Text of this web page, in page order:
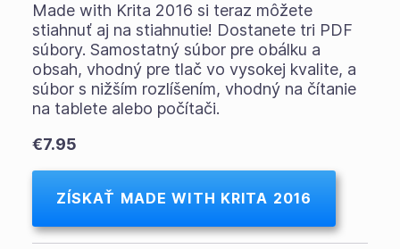
Made with Krita 2016 si teraz môžete
stiahnuť aj na stiahnutie! Dostanete tri PDF
súbory. Samostatný súbor pre obálku a
obsah, vhodný pre tlač vo vysokej kvalite, a
súbor s nižším rozlíšením, vhodný na čítanie
na tablete alebo počítači.
€7.95
ZÍSKAŤ MADE WITH KRITA 2016